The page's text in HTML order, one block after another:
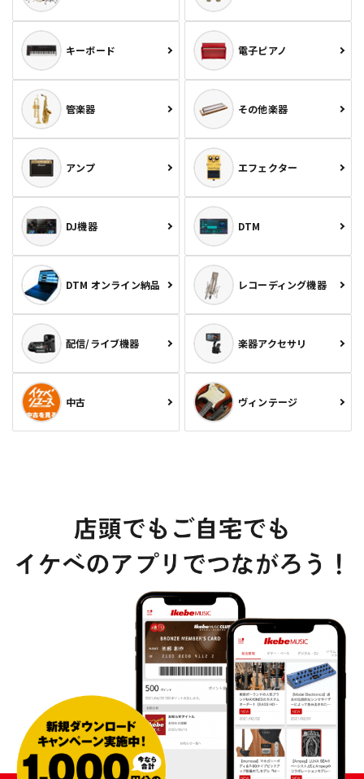
キーボード 電子ピアノ
管楽器 その他楽器
アンプ エフェクター
DJ機器 DTM
DTM オンライン納品 レコーディング機器
配信/ライブ機器 楽器アクセサリ
中古 ヴィンテージ